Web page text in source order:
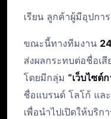
เรียน ลูกค้าผู้มีอุปก
ขณะนี้ทางทีมงาน
ส่งผลกระทบต่อชื่อเ
โดยมีกลุ่ม “เว็บไซต์
ชื่อแบรนด์ โลโก้ แล
เพื่อนำไปเปิดให้บริ